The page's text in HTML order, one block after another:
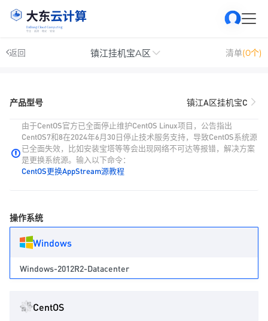
返回 镇江挂机宝A区 清单(0个)
产品型号 镇江A区挂机宝C
由于CentOS官方已全面停止维护CentOS Linux项目，公告指出
CentOS7和8在2024年6月30日停止技术服务支持，导致CentOS系统源
已全面失效，比如安装宝塔等等会出现网络不可达等报错，解决方案
是更换系统源。输入以下命令：
CentOS更换AppStream源教程
操作系统
Windows
Windows-2012R2-Datacenter
CentOS